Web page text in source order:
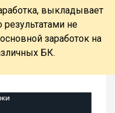
выкладывает
не
заработок на
БК.